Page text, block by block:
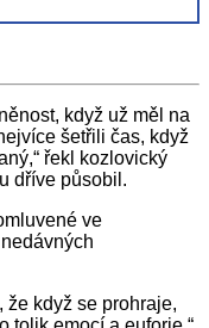
když už měl na
šetřili čas, když
řekl kozlovický
dříve působil.
ve
že když se prohraje,